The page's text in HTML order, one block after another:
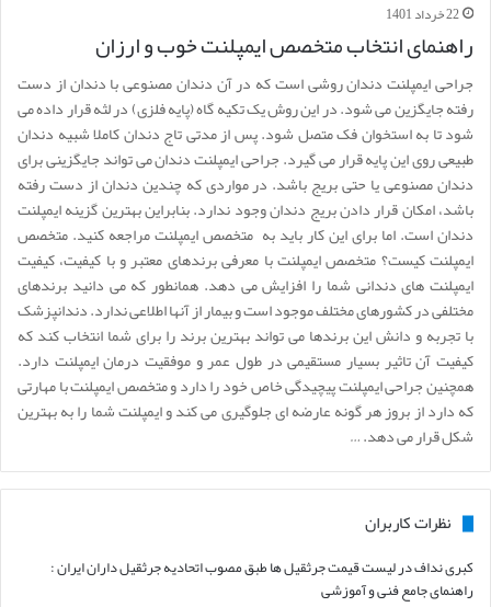
22 خرداد 1401
راهنمای انتخاب متخصص ایمپلنت خوب و ارزان
جراحی ایمپلنت دندان روشی است که در آن دندان مصنوعی با دندان از دست
رفته جایگزین می شود. در این روش یک تکیه گاه (پایه فلزی) در لثه قرار داده می
شود تا به استخوان فک متصل شود. پس از مدتی تاج دندان کاملا شبیه دندان
طبیعی روی این پایه قرار می گیرد. جراحی ایمپلنت دندان می تواند جایگزینی برای
دندان مصنوعی یا حتی بریج باشد. در مواردی که چندین دندان از دست رفته
باشد، امکان قرار دادن بریج دندان وجود ندارد. بنابراین بهترین گزینه ایمپلنت
دندان است. اما برای این کار باید به متخصص ایمپلنت مراجعه کنید. متخصص
ایمپلنت کیست؟ متخصص ایمپلنت با معرفی برندهای معتبر و با کیفیت، کیفیت
ایمپلنت های دندانی شما را افزایش می دهد. همانطور که می دانید برندهای
مختلفی در کشورهای مختلف موجود است و بیمار از آنها اطلاعی ندارد. دندانپزشک
با تجربه و دانش این برندها می تواند بهترین برند را برای شما انتخاب کند که
کیفیت آن تاثیر بسیار مستقیمی در طول عمر و موفقیت درمان ایمپلنت دارد.
همچنین جراحی ایمپلنت پیچیدگی خاص خود را دارد و متخصص ایمپلنت با مهارتی
که دارد از بروز هر گونه عارضه ای جلوگیری می کند و ایمپلنت شما را به بهترین
شکل قرار می دهد. …
نظرات کاربران
کبری ندافدرلیست قیمت جرثقیل ها طبق مصوب اتحادیه جرثقیل داران ایران :
راهنمای جامع فنی و آموزشی